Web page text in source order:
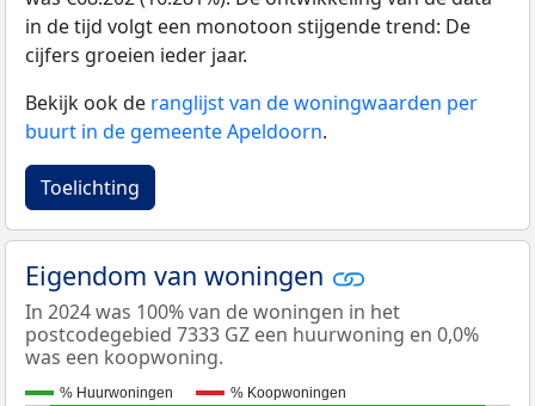
in de tijd volgt een monotoon stijgende trend: De
cijfers groeien ieder jaar.
Bekijk ook de ranglijst van de woningwaarden per
buurt in de gemeente Apeldoorn.
Toelichting
Eigendom van woningen
In 2024 was 100% van de woningen in het
postcodegebied 7333 GZ een huurwoning en 0,0%
was een koopwoning.
% Huurwoningen % Koopwoningen